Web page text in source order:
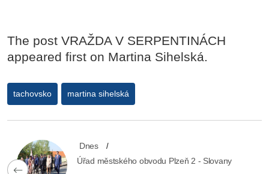
The post VRAŽDA V SERPENTINÁCH
appeared first on Martina Sihelská.
tachovsko martina sihelská
Dnes
Úřad městského obvodu Plzeň 2 - Slovany